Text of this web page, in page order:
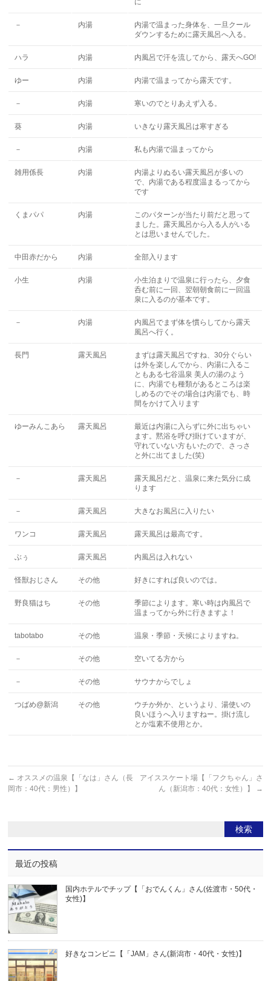
に
－ 内湯
内湯で温まった身体を、一旦クール
ダウンするために露天風呂へ入る。
ハラ 内湯 内風呂で汗を流してから、露天へGO!
ゆー 内湯 内湯で温まってから露天です。
－ 内湯 寒いのでとりあえず入る。
葵 内湯 いきなり露天風呂は寒すぎる
－ 内湯 私も内湯で温まってから
雑用係長 内湯
内湯よりぬるい露天風呂が多いの
で、内湯である程度温まるってから
です
くまパパ 内湯
このパターンが当たり前だと思って
ました。露天風呂から入る人がいる
とは思いませんでした。
中田赤だから 内湯 全部入ります
小生 内湯
小生泊まりで温泉に行ったら、夕食
呑む前に一回、翌朝朝食前に一回温
泉に入るのが基本です。
－ 内湯
内風呂でまず体を慣らしてから露天
風呂へ行く。
長門 露天風呂
まずは露天風呂ですね、30分ぐらい
は外を楽しんでから、内湯に入るこ
ともある七谷温泉 美人の湯のよう
に、内湯でも種類があるところは楽
しめるのでその場合は内湯でも、時
間をかけて入ります
ゆーみんこあら 露天風呂
最近は内湯に入らずに外に出ちゃい
ます。黙浴を呼び掛けていますが、
守れていない方もいたので、さっさ
と外に出てました(笑)
－ 露天風呂
露天風呂だと、温泉に来た気分に成
ります
－ 露天風呂 大きなお風呂に入りたい
ワンコ 露天風呂 露天風呂は最高です。
ぶぅ 露天風呂 内風呂は入れない
怪獣おじさん その他 好きにすれば良いのでは。
野良猫はち その他
季節によります。寒い時は内風呂で
温まってから外に行きますよ！
tabotabo その他 温泉・季節・天候によりますね。
－ その他 空いてる方から
－ その他 サウナからでしょ
つばめ@新潟 その他
ウチか外か、というより、湯使いの
良いほうへ入りますねー。掛け流し
とか塩素不使用とか。
← オススメの温泉【「なは」さん（長
岡市：40代：男性）】
アイススケート場【「フクちゃん」さ
ん（新潟市：40代：女性）】
→
最近の投稿
国内ホテルでチップ【「おでんくん」さん(佐渡市・50代・
女性)】
好きなコンビニ【「JAM」さん(新潟市・40代・女性)】